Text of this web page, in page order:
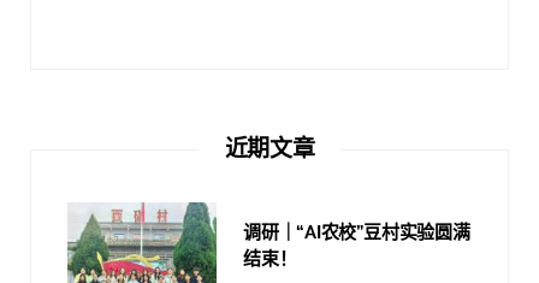
近期文章
调研｜“AI农校”豆村实验圆满
结束！